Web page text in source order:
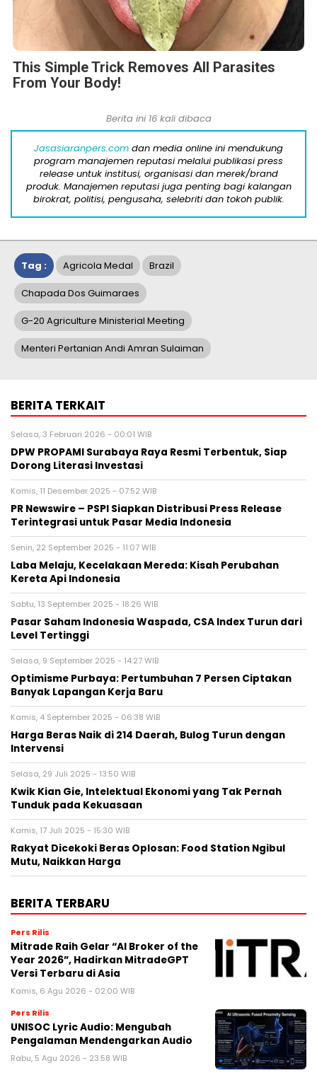
This Simple Trick Removes All Parasites
From Your Body!
Berita ini 16 kali dibaca
Jasasiaranpers.com dan media online ini mendukung
program manajemen reputasi melalui publikasi press
release untuk institusi, organisasi dan merek/brand
produk. Manajemen reputasi juga penting bagi kalangan
birokrat, politisi, pengusaha, selebriti dan tokoh publik.
Tag : Agricola Medal Brazil
Chapada Dos Guimaraes
G-20 Agriculture Ministerial Meeting
Menteri Pertanian Andi Amran Sulaiman
BERITA TERKAIT
Selasa, 3 Februari 2026 - 00:01 WIB
DPW PROPAMI Surabaya Raya Resmi Terbentuk, Siap
Dorong Literasi Investasi
Kamis, 11 Desember 2025 - 07:52 WIB
PR Newswire – PSPI Siapkan Distribusi Press Release
Terintegrasi untuk Pasar Media Indonesia
Senin, 22 September 2025 - 11:07 WIB
Laba Melaju, Kecelakaan Mereda: Kisah Perubahan
Kereta Api Indonesia
Sabtu, 13 September 2025 - 18:26 WIB
Pasar Saham Indonesia Waspada, CSA Index Turun dari
Level Tertinggi
Selasa, 9 September 2025 - 14:27 WIB
Optimisme Purbaya: Pertumbuhan 7 Persen Ciptakan
Banyak Lapangan Kerja Baru
Kamis, 4 September 2025 - 06:38 WIB
Harga Beras Naik di 214 Daerah, Bulog Turun dengan
Intervensi
Selasa, 29 Juli 2025 - 13:50 WIB
Kwik Kian Gie, Intelektual Ekonomi yang Tak Pernah
Tunduk pada Kekuasaan
Kamis, 17 Juli 2025 - 15:30 WIB
Rakyat Dicekoki Beras Oplosan: Food Station Ngibul
Mutu, Naikkan Harga
BERITA TERBARU
Pers Rilis
Mitrade Raih Gelar “AI Broker of the
Year 2026”, Hadirkan MitradeGPT
Versi Terbaru di Asia
Kamis, 6 Agu 2026 - 02:00 WIB
Pers Rilis
UNISOC Lyric Audio: Mengubah
Pengalaman Mendengarkan Audio
Rabu, 5 Agu 2026 - 23:58 WIB